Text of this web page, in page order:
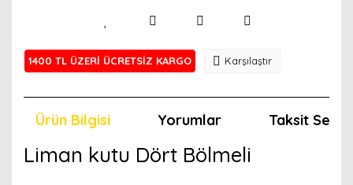
1400 TL ÜZERİ ÜCRETSİZ KARGO Karşılaştır
Ürün Bilgisi Yorumlar Taksit
Liman kutu Dört Bölmeli